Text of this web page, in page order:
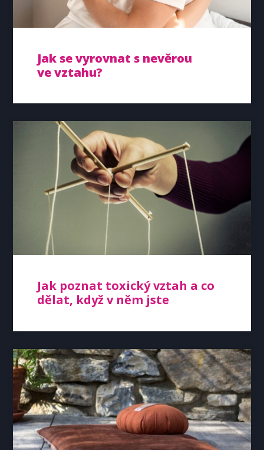
Jak se vyrovnat s nevěrou
ve vztahu?
Jak poznat toxický vztah a co
dělat, když v něm jste